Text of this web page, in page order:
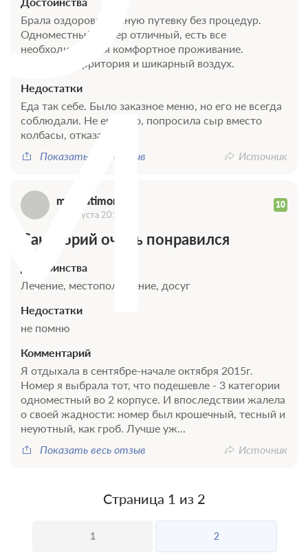
Брала оздоровительную путевку без процедур.
Одноместный номер отличный, есть все
необходимое для комфортное проживание.
Классная территория и шикарный воздух.
Недостатки
Еда так себе. Было заказное меню, но его не всегда
соблюдали. Не ем мясо, попросила сыр вместо
колбасы, отказали.
Показать весь отзыв
Источник
marinatimonova 10
06 августа 2019
Санаторий очень понравился
Достоинства
Лечение, местоположение, досуг
Недостатки
не помню
Комментарий
Я отдыхала в сентябре-начале октября 2015г.
Номер я выбрала тот, что подешевле - 3 категории
одноместный во 2 корпусе. И впоследствии жалела
о своей жадности: номер был крошечный, тесный и
неуютный, как гроб. Лучше уж...
Показать весь отзыв
Источник
Страница 1 из 2
1 2